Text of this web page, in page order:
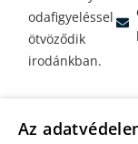
odafigyeléssel
ötvöződik
irodánkban.
Az